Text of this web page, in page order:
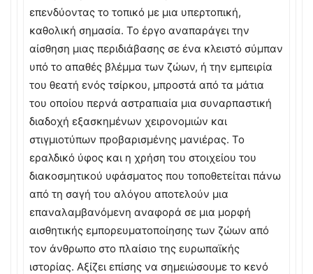
επενδύοντας το τοπικό με μια υπερτοπική,
καθολική σημασία. Το έργο αναπαράγει την
αίσθηση μιας περιδιάβασης σε ένα κλειστό σύμπαν
υπό το απαθές βλέμμα των ζώων, ή την εμπειρία
του θεατή ενός τσίρκου, μπροστά από τα μάτια
του οποίου περνά αστραπιαία μια συναρπαστική
διαδοχή εξασκημένων χειρονομιών και
στιγμιοτύπων προβαρισμένης μανιέρας. Το
εραλδικό ύφος και η χρήση του στοιχείου του
διακοσμητικού υφάσματος που τοποθετείται πάνω
από τη σαγή του αλόγου αποτελούν μια
επαναλαμβανόμενη αναφορά σε μια μορφή
αισθητικής εμπορευματοποίησης των ζώων από
τον άνθρωπο στο πλαίσιο της ευρωπαϊκής
ιστορίας. Αξίζει επίσης να σημειώσουμε το κενό